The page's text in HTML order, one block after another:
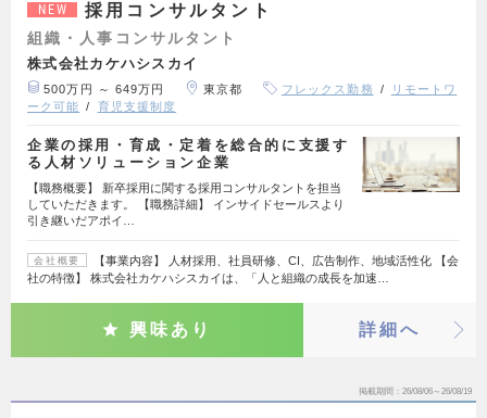
NEW 採用コンサルタント
組織・人事コンサルタント
株式会社カケハシスカイ
500万円 ～ 649万円 東京都 フレックス勤務
リモートワ
ーク可能
育児支援制度
企業の採用・育成・定着を総合的に支援す
る人材ソリューション企業
【職務概要】 新卒採用に関する採用コンサルタントを担当
していただきます。 【職務詳細】 インサイドセールスより
引き継いだアポイ…
会社概要
【事業内容】 人材採用、社員研修、CI、広告制作、地域活性化 【会
社の特徴】 株式会社カケハシスカイは、「人と組織の成長を加速…
興味あり 詳細へ
掲載期間 26/08/06～26/08/19